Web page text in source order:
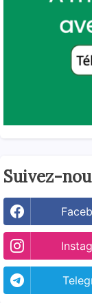
Suivez-